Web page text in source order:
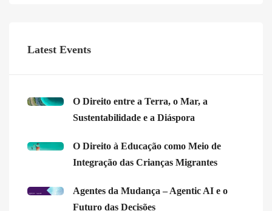
Latest Events
O Direito entre a Terra, o Mar, a
Sustentabilidade e a Diáspora
O Direito à Educação como Meio de
Integração das Crianças Migrantes
Agentes da Mudança – Agentic AI e o
Futuro das Decisões